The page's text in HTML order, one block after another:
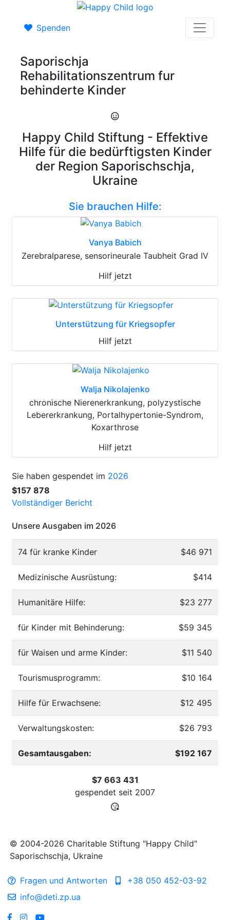
Spenden
Saporischja
Rehabilitationszentrum fur
behinderte Kinder
Happy Child Stiftung - Effektive
Hilfe für die bedürftigsten Kinder
der Region Saporischschja,
Ukraine
Sie brauchen Hilfe:
Vanya Babich
Zerebralparese, sensorineurale Taubheit Grad IV
Hilf jetzt
Unterstützung für Kriegsopfer
Hilf jetzt
Walja Nikolajenko
chronische Nierenerkrankung, polyzystische
Lebererkrankung, Portalhypertonie-Syndrom,
Koxarthrose
Hilf jetzt
Sie haben gespendet im 2026
$157 878
Vollständiger Bericht
Unsere Ausgaben im 2026
74 für kranke Kinder $46 971
Medizinische Ausrüstung: $414
Humanitäre Hilfe: $23 277
für Kinder mit Behinderung: $59 345
für Waisen und arme Kinder: $11 540
Tourismusprogramm: $10 164
Hilfe für Erwachsene: $12 495
Verwaltungskosten: $26 793
Gesamtausgaben: $192 167
$7 663 431
gespendet seit 2007
© 2004-2026 Charitable Stiftung "Happy Child"
Saporischschja, Ukraine
Fragen und Antworten
+38 050 452-03-92
info@deti.zp.ua